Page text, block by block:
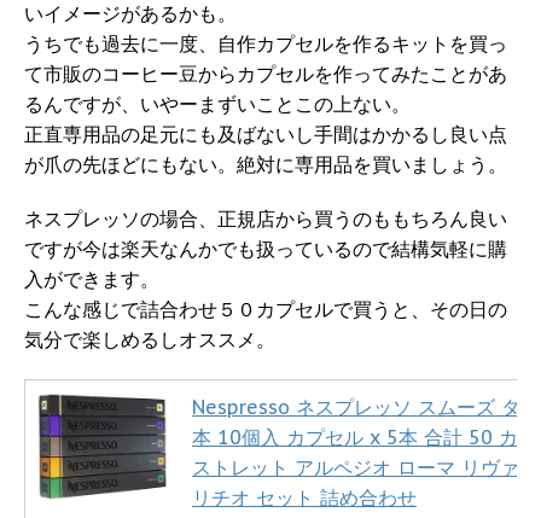
いイメージがあるかも。
うちでも過去に一度、自作カプセルを作るキットを買っ
て市販のコーヒー豆からカプセルを作ってみたことがあ
るんですが、いやーまずいことこの上ない。
正直専用品の足元にも及ばないし手間はかかるし良い点
が爪の先ほどにもない。絶対に専用品を買いましょう。
ネスプレッソの場合、正規店から買うのももちろん良い
ですが今は楽天なんかでも扱っているので結構気軽に購
入ができます。
こんな感じで詰合わせ５０カプセルで買うと、その日の
気分で楽しめるしオススメ。
Nespresso ネスプレッソ スムーズ タ
本 10個入 カプセル x 5本 合計 50 カ
ストレット アルペジオ ローマ リヴァ
リチオ セット 詰め合わせ